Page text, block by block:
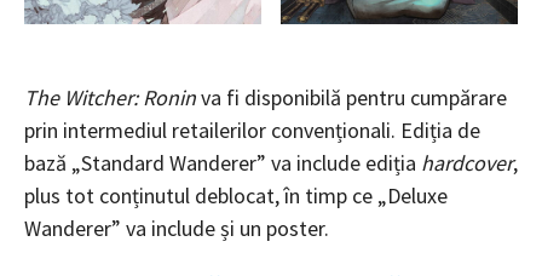
The Witcher: Roninva fi disponibilă pentru cumpărare
prin intermediul retailerilor convenționali. Ediția de
bază „Standard Wanderer” va include ediția hardcover,
plus tot conținutul deblocat, în timp ce „Deluxe
Wanderer” va include și un poster.